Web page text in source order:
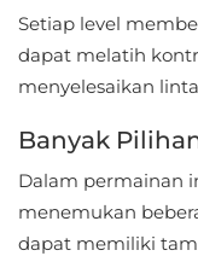
Food
&
Drink
Health
&
Fitness
Setiap level
dapat melatih
menyelesaikan
Banyak
Dalam permainan
menemukan
dapat memiliki